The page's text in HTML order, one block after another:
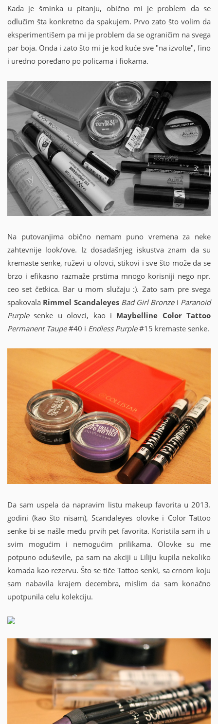
Kada je šminka u pitanju, obično mi je problem da se
odlučim šta konkretno da spakujem. Prvo zato što volim da
eksperimentišem pa mi je problem da se ograničim na svega
par boja. Onda i zato što mi je kod kuće sve "na izvolte", fino
i uredno poređano po policama i fiokama.
Na putovanjima obično nemam puno vremena za neke
zahtevnije look/ove. Iz dosadašnjeg iskustva znam da su
kremaste senke, ruževi u olovci, stikovi i sve što može da se
brzo i efikasno razmaže prstima mnogo korisniji nego npr.
ceo set četkica. Bar u mom slučaju :). Zato sam pre svega
spakovala Rimmel Scandaleyes Bad Girl Bronzei Paranoid
Purplesenke u olovci, kao i Maybelline Color Tattoo
Permanent Taupe#40 i Endless Purple#15 kremaste senke.
Da sam uspela da napravim listu makeup favorita u 2013.
godini (kao što nisam), Scandaleyes olovke i Color Tattoo
senke bi se našle među prvih pet favorita. Koristila sam ih u
svim mogućim i nemogućim prilikama. Olovke su me
potpuno oduševile, pa sam na akciji u Liliju kupila nekoliko
komada kao rezervu. Što se tiče Tattoo senki, sa crnom koju
sam nabavila krajem decembra, mislim da sam konačno
upotpunila celu kolekciju.